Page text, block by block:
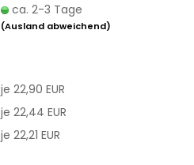
ca. 2-3 Tage
(Ausland abweichend)
je 22,90 EUR
je 22,44 EUR
je 22,21 EUR